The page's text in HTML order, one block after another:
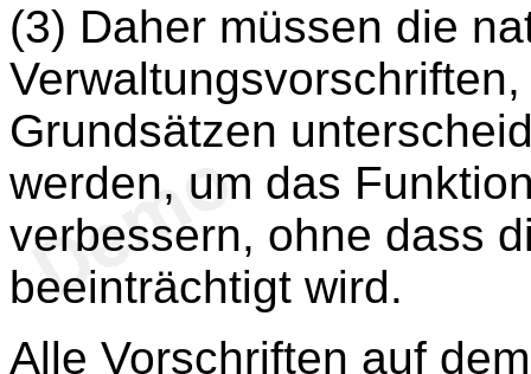
(3) Daher müssen die
Grundsätzen
werden, um das
verbessern, ohne dass
beeinträchtigt wird.
Alle Vorschriften auf